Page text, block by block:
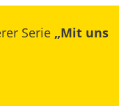
Serie „Mit uns